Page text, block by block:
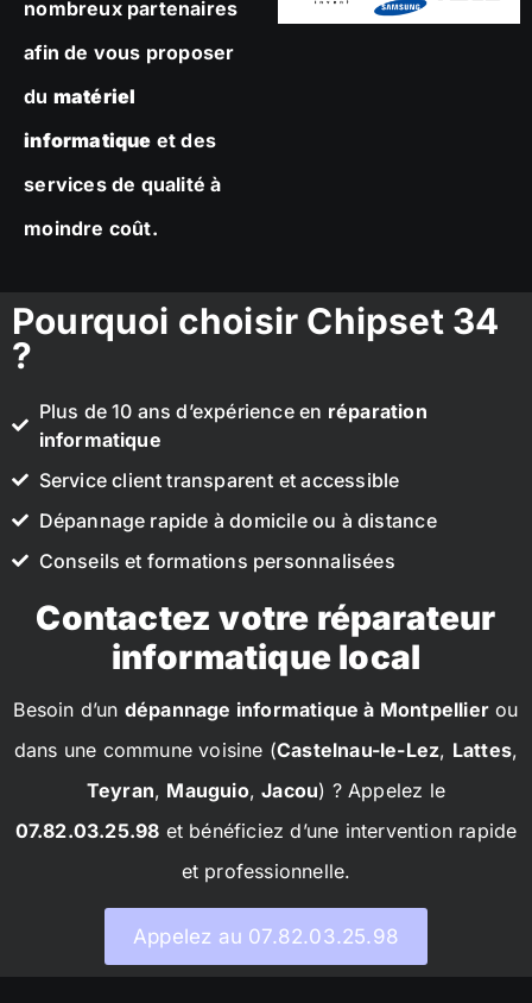
nombreux partenaires
afin de vous proposer
du matériel
informatique et des
services de qualité à
moindre coût.
Pourquoi choisir Chipset 34
?
Plus de 10 ans d’expérience en réparation
informatique
Service client transparent et accessible
Dépannage rapide à domicile ou à distance
Conseils et formations personnalisées
Contactez votre réparateur
informatique local
Besoin d’un dépannage informatique à Montpellier ou
dans une commune voisine (Castelnau-le-Lez, Lattes,
Teyran, Mauguio,Jacou) ? Appelez le
07.82.03.25.98 et bénéficiez d’une intervention rapide
et professionnelle.
Appelez au 07.82.03.25.98